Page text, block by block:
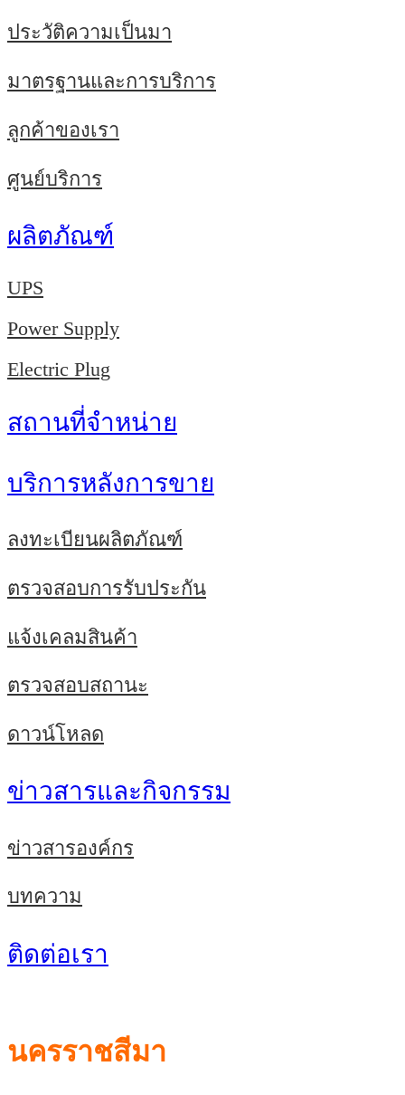
ประวัติความเป็นมา
มาตรฐานและการบริการ
ลูกค้าของเรา
ศูนย์บริการ
ผลิตภัณฑ์
UPS
Power Supply
Electric Plug
สถานที่จำหน่าย
บริการหลังการขาย
ลงทะเบียนผลิตภัณฑ์
ตรวจสอบการรับประกัน
แจ้งเคลมสินค้า
ตรวจสอบสถานะ
ดาวน์โหลด
ข่าวสารและกิจกรรม
ข่าวสารองค์กร
บทความ
ติดต่อเรา
นครราชสีมา